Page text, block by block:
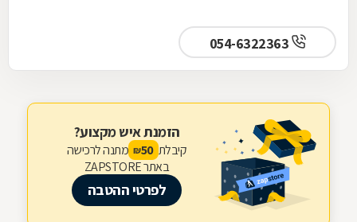
הזמנת איש מקצוע?
קיבלת 50
₪ מתנה לרכישה
באתר ZAPSTORE
לפרטי ההטבה